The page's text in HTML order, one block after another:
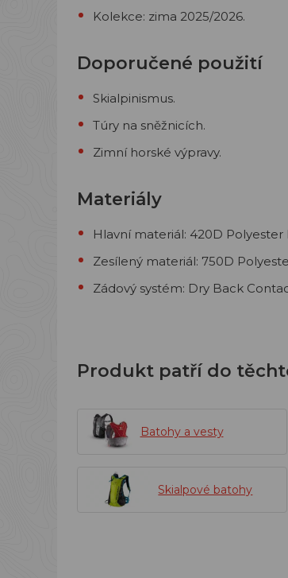
Kolekce: zima 2025/2026.
Doporučené použití
Skialpinismus.
Túry na sněžnicích.
Zimní horské výpravy.
Materiály
Hlavní materiál: 420D
Zesílený materiál: 750D
Zádový systém: Dry Back
Produkt patří do
Batohy a vesty
Skialpové batohy